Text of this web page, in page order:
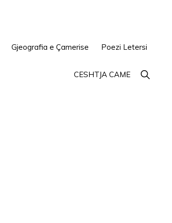
Gjeografia e Çamerise Poezi Letersi
CESHTJA CAME Show
Search